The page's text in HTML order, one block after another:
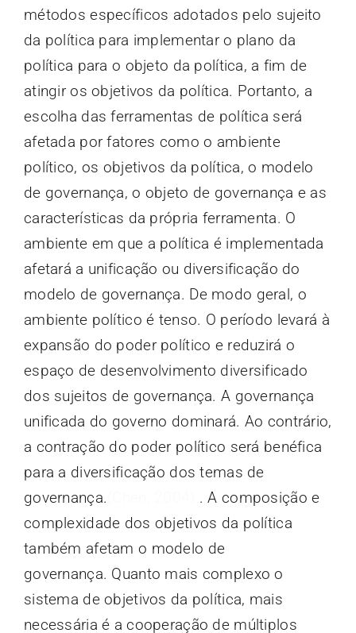
métodos específicos adotados pelo sujeito
da política para implementar o plano da
política para o objeto da política, a fim de
atingir os objetivos da política. Portanto, a
escolha das ferramentas de política será
afetada por fatores como o ambiente
político, os objetivos da política, o modelo
de governança, o objeto de governança e as
características da própria ferramenta. O
ambiente em que a política é implementada
afetará a unificação ou diversificação do
modelo de governança. De modo geral, o
ambiente político é tenso. O período levará à
expansão do poder político e reduzirá o
espaço de desenvolvimento diversificado
dos sujeitos de governança. A governança
unificada do governo dominará. Ao contrário,
a contração do poder político será benéfica
para a diversificação dos temas de
governança.
. A composição e
complexidade dos objetivos da política
também afetam o modelo de
governança. Quanto mais complexo o
sistema de objetivos da política, mais
necessária é a cooperação de múltiplos